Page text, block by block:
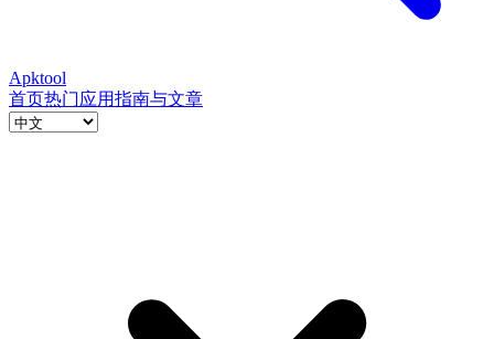
Apktool
首页热门应用指南与文章